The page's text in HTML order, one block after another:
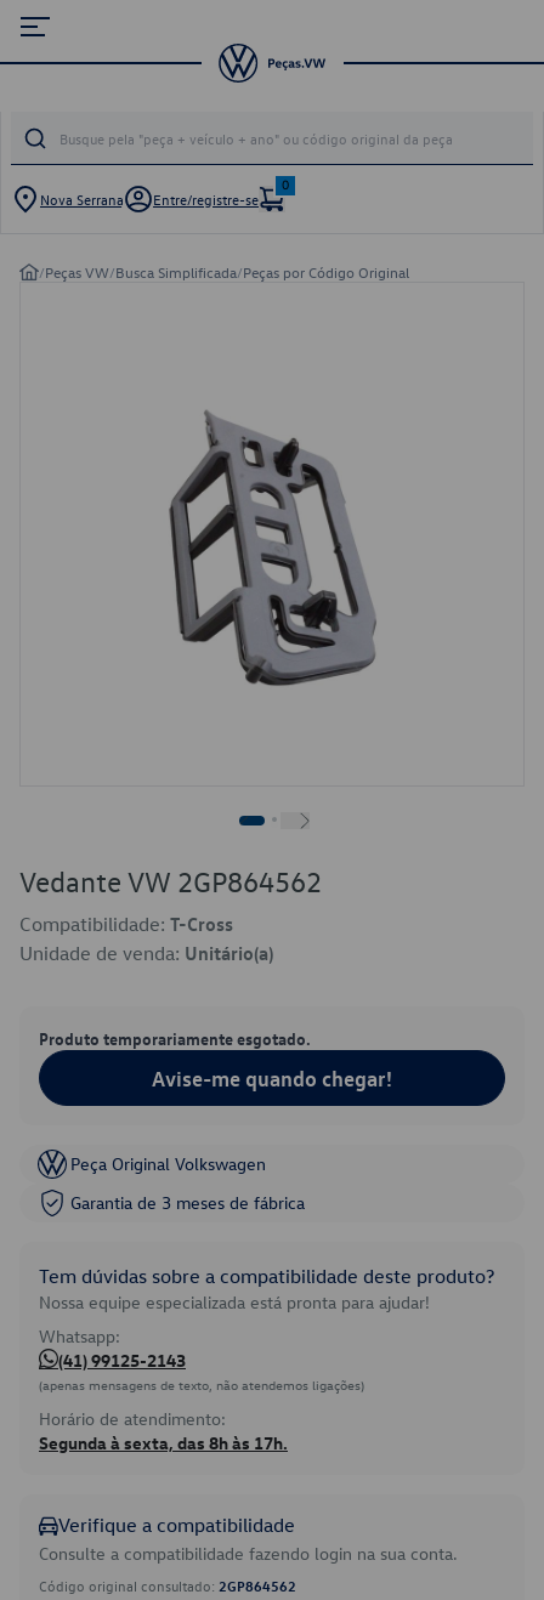
Nova Serrana Entre/registre-se
0
/Peças VW/Busca Simplificada/Peças por Código Original
Vedante VW 2GP864562
Compatibilidade: T-Cross
Unidade de venda: Unitário(a)
Produto temporariamente esgotado.
Avise-me quando chegar!
Peça Original Volkswagen
Garantia de 3 meses de fábrica
Tem dúvidas sobre a compatibilidade deste produto?
Nossa equipe especializada está pronta para ajudar!
Whatsapp:
(41) 99125-2143
(apenas mensagens de texto, não atendemos ligações)
Horário de atendimento:
Segunda à sexta, das 8h às 17h.
Verifique a compatibilidade
Consulte a compatibilidade fazendo login na sua conta.
Código original consultado: 2GP864562